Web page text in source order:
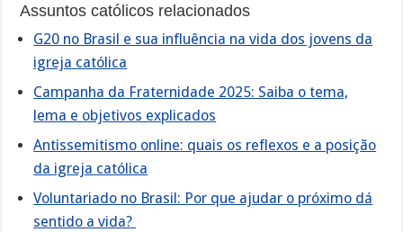
Assuntos católicos relacionados
G20 no Brasil e sua influência na vida dos jovens da
igreja católica
Campanha da Fraternidade 2025: Saiba o tema,
lema e objetivos explicados
Antissemitismo online: quais os reflexos e a posição
da igreja católica
Voluntariado no Brasil: Por que ajudar o próximo dá
sentido a vida?